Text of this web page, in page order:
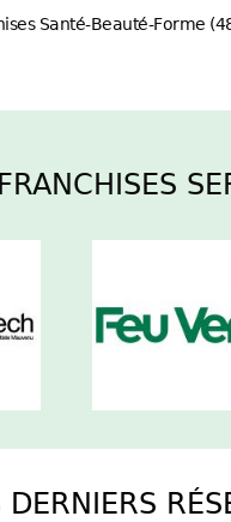
Santé-Beauté-Forme
DERNIERS